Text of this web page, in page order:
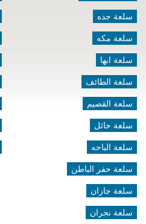
سلعة جده
سلعة مكه
سلعة ابها
سلعة الطائف
سلعة القصيم
سلعة حائل
سلعة الباحه
سلعة حفر الباطن
سلعة جازان
سلعة نجران